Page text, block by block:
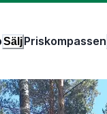
SäljPriskompassen